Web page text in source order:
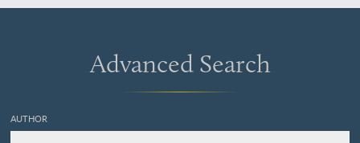
Advanced Search
AUTHOR